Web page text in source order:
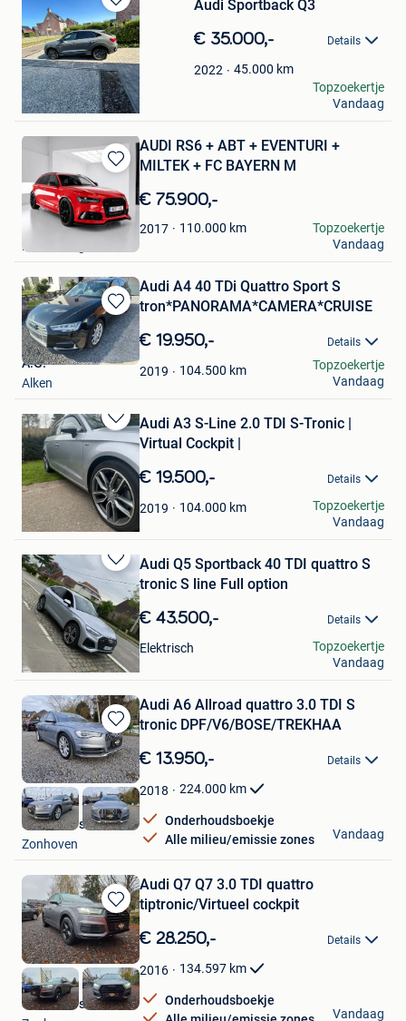
Bewaren
in
Mijn
Favorieten
Audi Sportback Q3
€ 35.000,- Details
2022 45.000 km
Anne Mie Lavent
Heist-Op-Den-Berg
Topzoekertje
Vandaag
Bewaren
in
Mijn
Favorieten
AUDI RS6 + ABT + EVENTURI +
MILTEK + FC BAYERN M
€ 75.900,-
2017 110.000 km
Kortenberg
Topzoekertje
Vandaag
Bewaren
in
Mijn
Favorieten
Audi A4 40 TDi Quattro Sport S
tron*PANORAMA*CAMERA*CRUISE
€ 19.950,- Details
2019 104.500 km
A.G.
Alken
Topzoekertje
Vandaag
Bewaren
in
Mijn
Favorieten
Audi A3 S-Line 2.0 TDI S-Tronic |
Virtual Cockpit |
€ 19.500,- Details
2019 104.000 km
A. KT
Antwerpen
Topzoekertje
Vandaag
Bewaren
in
Mijn
Favorieten
Audi Q5 Sportback 40 TDI quattro S
tronic S line Full option
€ 43.500,- Details
Elektrisch
Deurne
Topzoekertje
Vandaag
Bewaren
in
Mijn
Favorieten
Audi A6 Allroad quattro 3.0 TDI S
tronic DPF/V6/BOSE/TREKHAA
€ 13.950,- Details
2018 224.000 km
Onderhoudsboekje
Alle milieu/emissie zones
Savas Cars
Zonhoven
Vandaag
Bewaren
in
Mijn
Favorieten
Audi Q7 Q7 3.0 TDI quattro
tiptronic/Virtueel cockpit
€ 28.250,- Details
2016 134.597 km
Onderhoudsboekje
Savas Cars
Vandaag